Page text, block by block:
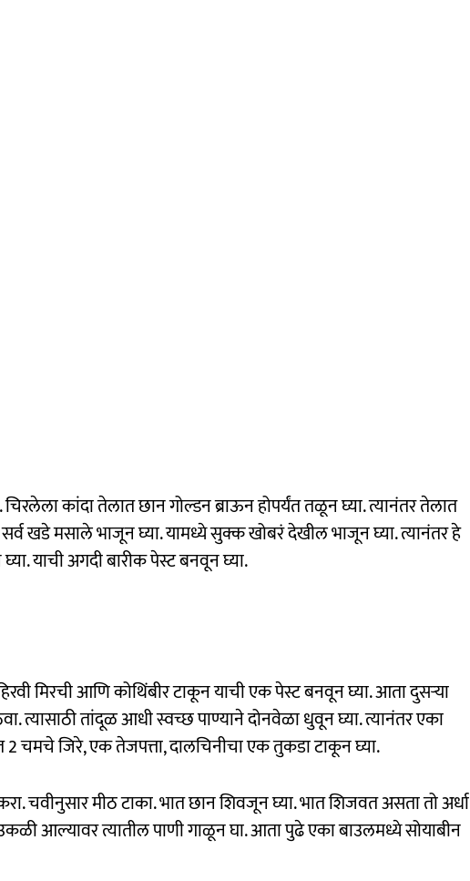
कांदा तेलात छान गोल्डन ब्राऊन होपर्यंत तळून घ्या. त्यानंतर तेलात
खडे मसाले भाजून घ्या. यामध्ये सुक्क खोबरं देखील भाजून घ्या. त्यानंतर हे
याची अगदी बारीक पेस्ट बनवून घ्या.
मिरची आणि कोथिंबीर टाकून याची एक पेस्ट बनवून घ्या. आता दुसऱ्या
त्यासाठी तांदूळ आधी स्वच्छ पाण्याने दोनवेळा धुवून घ्या. त्यानंतर एका
2 चमचे जिरे, एक तेजपत्ता, दालचिनीचा एक तुकडा टाकून घ्या.
चवीनुसार मीठ टाका. भात छान शिवजून घ्या. भात शिजवत असता तो अर्धा
आल्यावर त्यातील पाणी गाळून घा. आता पुढे एका बाउलमध्ये सोयाबीन